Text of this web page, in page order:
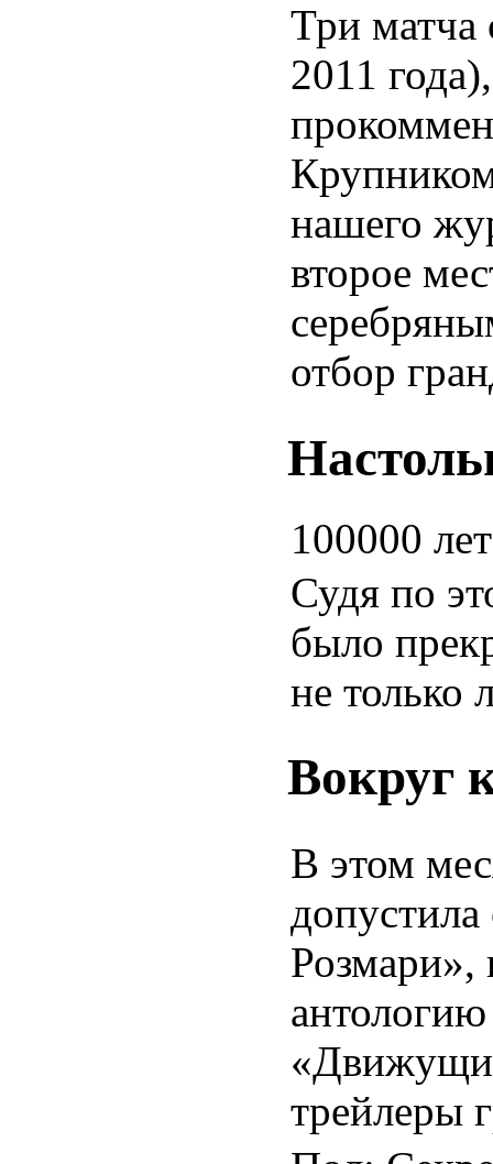
Три матча
2011
нашего
второе
отбор
100000
Судя по
было
не только
Вокруг
В этом
Розмари»,
трейлеры